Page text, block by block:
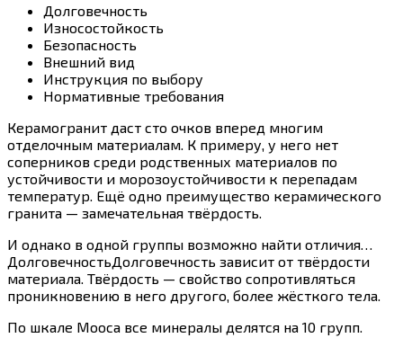
Долговечность
Износостойкость
Безопасность
Внешний вид
Инструкция по выбору
Нормативные требования
Керамогранит даст сто очков вперед многим
отделочным материалам. К примеру, у него нет
соперников среди родственных материалов по
устойчивости и морозоустойчивости к перепадам
температур. Ещё одно преимущество керамического
гранита — замечательная твёрдость.
И однако в одной группы возможно найти отличия…
ДолговечностьДолговечность зависит от твёрдости
материала. Твёрдость — свойство сопротивляться
проникновению в него другого, более жёсткого тела.
По шкале Мооса все минералы делятся на 10 групп.